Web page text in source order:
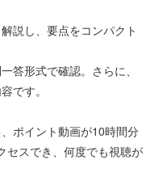
説し、要点をコンパクト
答形式で確認。さらに、
です。
ポイント動画が10時間分
セスでき、何度でも視聴が